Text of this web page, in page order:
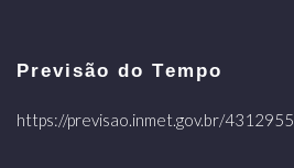
Previsão do Tempo
https://previsao.inmet.gov.br/4312955